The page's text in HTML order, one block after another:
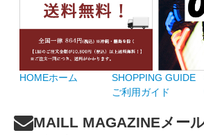
HOMEホーム
SHOPPING GUIDE
ご利用ガイド
MAILL MAGAZINEメー